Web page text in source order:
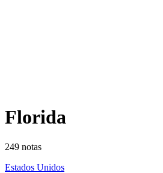
Florida
249 notas
Estados Unidos